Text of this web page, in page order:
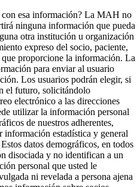
esa información? La MAH no
ninguna información que pueda
otra institución u organización
expreso del socio, paciente,
proporcione la información. La
para enviar al usuario
Los usuarios podrán elegir, si
el futuro, solicitándolo
electrónico a las direcciones
utilizar la información personal
de nuestros adherentes,
estadística y general
datos demográficos, en todos
disociada y no identifican a un
personal que usted le
ni revelada a persona ajena